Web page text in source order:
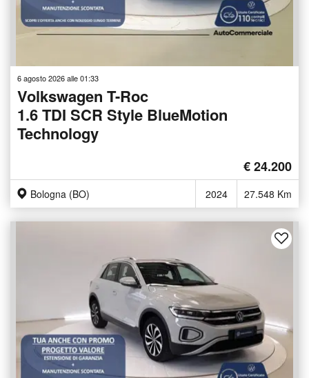
6 agosto 2026 alle 01:33
Volkswagen T-Roc
1.6 TDI SCR Style BlueMotion
Technology
€ 24.200
Bologna (BO) 2024 27.548 Km